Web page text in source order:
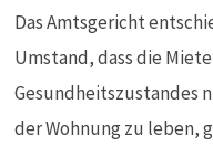
Das Amtsgericht
Umstand, dass die
Gesundheitszustandes
der Wohnung zu leben,